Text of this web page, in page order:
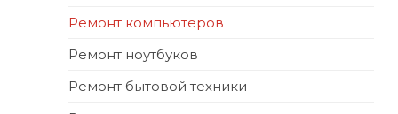
Ремонт компьютеров
Ремонт ноутбуков
Ремонт бытовой техники